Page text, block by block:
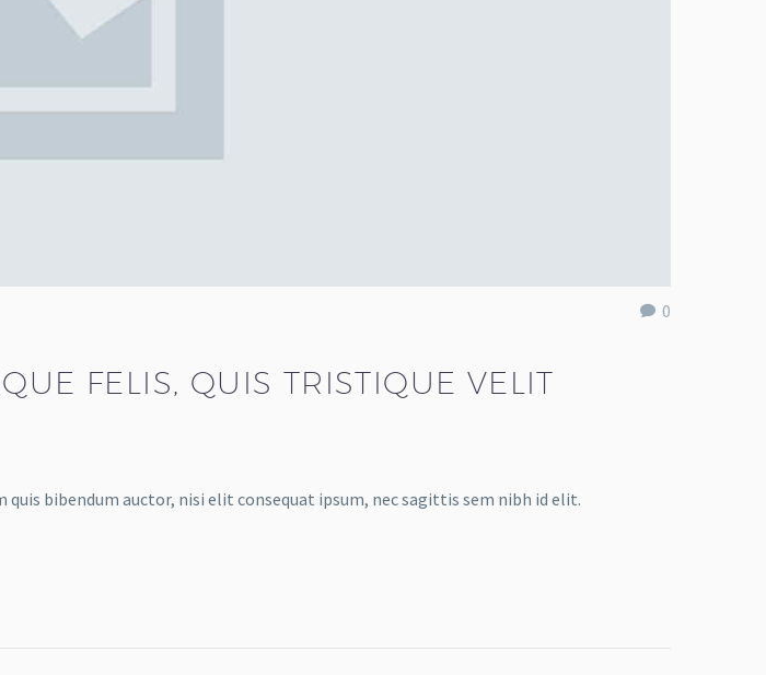
0
FELIS, QUIS TRISTIQUE VELIT
bibendum auctor, nisi elit consequat ipsum, nec sagittis sem nibh id elit.